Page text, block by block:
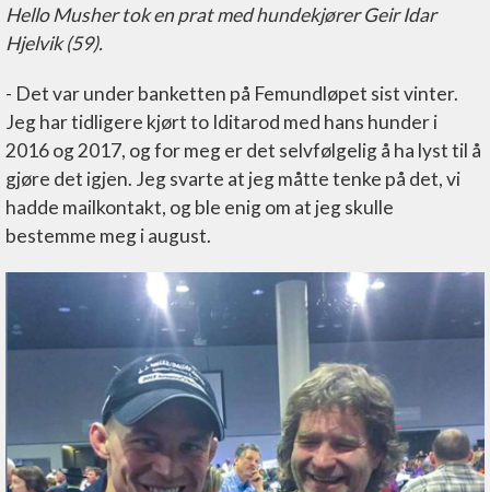
Hello Musher tok en prat med hundekjører Geir Idar
Hjelvik (59).
- Det var under banketten på Femundløpet sist vinter.
Jeg har tidligere kjørt to Iditarod med hans hunder i
2016 og 2017, og for meg er det selvfølgelig å ha lyst til å
gjøre det igjen. Jeg svarte at jeg måtte tenke på det, vi
hadde mailkontakt, og ble enig om at jeg skulle
bestemme meg i august.